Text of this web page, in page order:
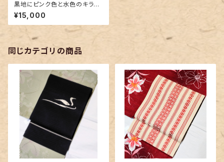
黒地にピンク色と水色のキラキ
ラ 夏名古屋帯
¥15,000
同じカテゴリの商品